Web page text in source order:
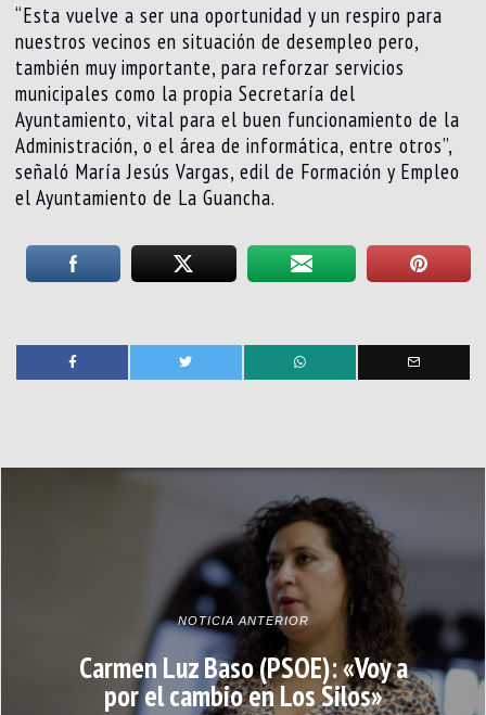
“Esta vuelve a ser una oportunidad y un respiro para
nuestros vecinos en situación de desempleo pero,
también muy importante, para reforzar servicios
municipales como la propia Secretaría del
Ayuntamiento, vital para el buen funcionamiento de la
Administración, o el área de informática, entre otros”,
señaló María Jesús Vargas, edil de Formación y Empleo
el Ayuntamiento de La Guancha.
NOTICIA ANTERIOR
Carmen Luz Baso (PSOE): «Voy a
por el cambio en Los Silos»